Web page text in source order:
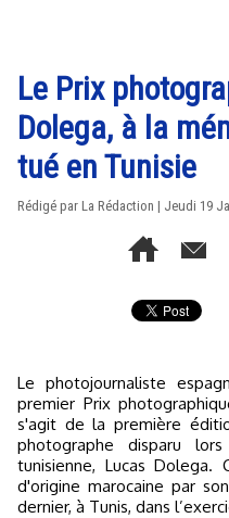
Le Prix
Dolega, à la
tué en Tunisie
Rédigé par La Rédaction | Jeudi 19
Le photojournaliste espagnol Emilio Morenatti a reçu le
premier Prix
s'agit de la première
photographe disparu
tunisienne, Lucas Dolega.
d'origine marocaine par
dernier, à Tunis, dans